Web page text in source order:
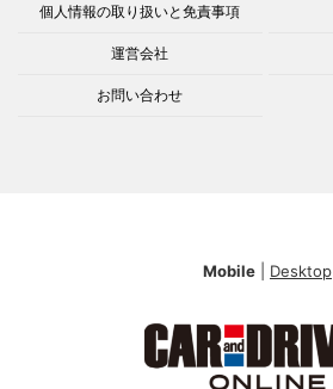
個人情報の取り扱いと免責事項
運営会社
お問い合わせ
Mobile Desktop